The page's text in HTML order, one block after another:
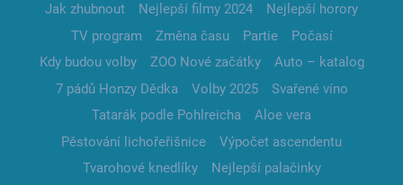
Jak zhubnout Nejlepší filmy 2024
Nejlepší horory
TV program
Změna času Partie
Počasí
Kdy budou volby
ZOO Nové začátky
Auto – katalog
7 pádů Honzy Dědka
Volby 2025
Svařené víno
Tatarák podle Pohlreicha
Aloe vera
Pěstování lichořeřišnice
Výpočet ascendentu
Tvarohové knedlíky
Nejlepší palačinky